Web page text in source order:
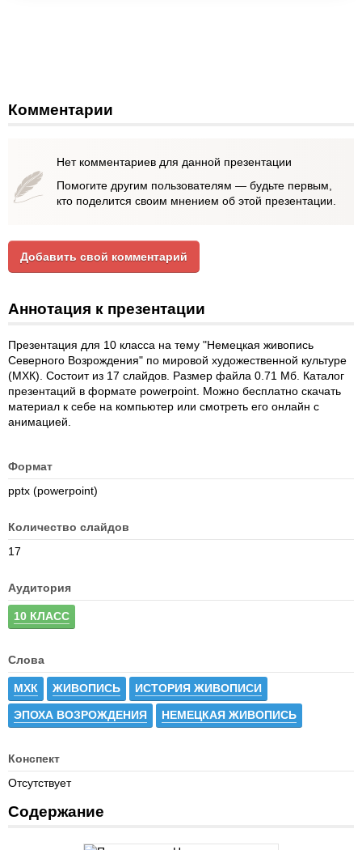
Комментарии
Нет комментариев для данной презентации
Помогите другим пользователям — будьте первым,
кто поделится своим мнением об этой презентации.
Добавить свой комментарий
Аннотация к презентации
Презентация для 10 класса на тему "Немецкая живопись
Северного Возрождения" по мировой художественной культуре
(МХК). Состоит из 17 слайдов. Размер файла 0.71 Мб. Каталог
презентаций в формате powerpoint. Можно бесплатно скачать
материал к себе на компьютер или смотреть его онлайн с
анимацией.
Формат
pptx (powerpoint)
Количество слайдов
17
Аудитория
10 КЛАСС
Слова
МХК ЖИВОПИСЬ ИСТОРИЯ ЖИВОПИСИ
ЭПОХА ВОЗРОЖДЕНИЯ НЕМЕЦКАЯ ЖИВОПИСЬ
Конспект
Отсутствует
Содержание